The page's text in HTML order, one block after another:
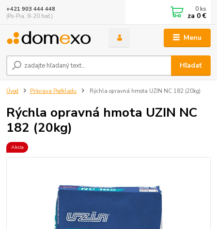
Menu
Hľadať
+421 903 444 448
(Po-Pia, 8-20 hod.)
0 ks
za 0 €
Úvod Príprava Podkladu Rýchla opravná hmota UZIN NC 182 (20kg)
Rýchla opravná hmota UZIN NC
182 (20kg)
Akcia